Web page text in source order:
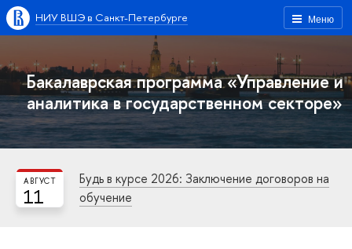
Меню
НИУ ВШЭ в Санкт-Петербурге
Бакалаврская программа «Управление и
аналитика в государственном секторе»
11
АВГУСТ
Будь в курсе 2026: Заключение договоров на
обучение